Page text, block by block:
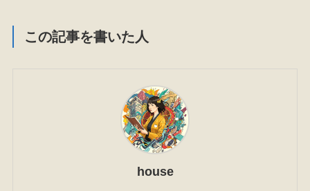
この記事を書いた人
house